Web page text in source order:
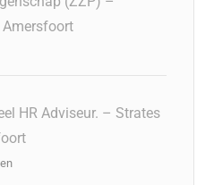
Amersfoort
HR Adviseur. – Strates